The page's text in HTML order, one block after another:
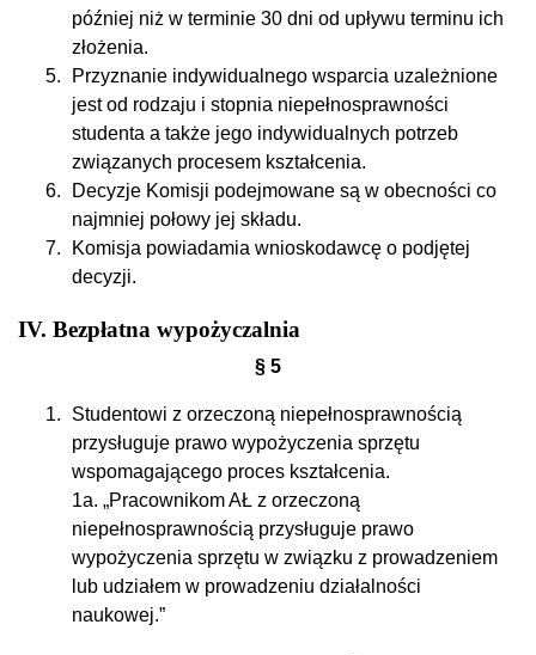
później niż w terminie 30 dni od upływu terminu ich
złożenia.
Przyznanie indywidualnego wsparcia uzależnione
jest od rodzaju i stopnia niepełnosprawności
studenta a także jego indywidualnych potrzeb
związanych procesem kształcenia.
Decyzje Komisji podejmowane są w obecności co
najmniej połowy jej składu.
Komisja powiadamia wnioskodawcę o podjętej
decyzji.
IV. Bezpłatna wypożyczalnia
§ 5
Studentowi z orzeczoną niepełnosprawnością
przysługuje prawo wypożyczenia sprzętu
wspomagającego proces kształcenia.
1a. „Pracownikom AŁ z orzeczoną
niepełnosprawnością przysługuje prawo
wypożyczenia sprzętu w związku z prowadzeniem
lub udziałem w prowadzeniu działalności
naukowej.”